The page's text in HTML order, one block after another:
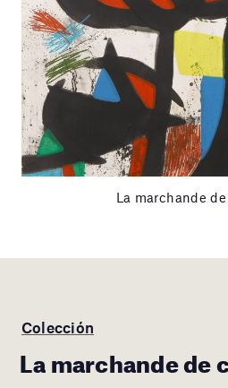
La marchande
Colección
La marchande de